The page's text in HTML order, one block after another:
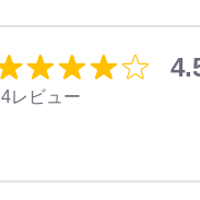
4レビュー